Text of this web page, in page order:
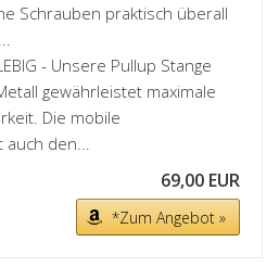
Schrauben praktisch überall
- Unsere Pullup Stange
gewährleistet maximale
Die mobile
den...
69,00 EUR
*Zum Angebot »